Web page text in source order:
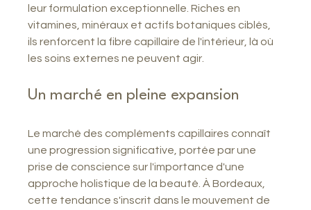
leur formulation exceptionnelle. Riches en
vitamines, minéraux et actifs botaniques ciblés,
ils renforcent la fibre capillaire de l'intérieur, là où
les soins externes ne peuvent agir.
Un marché en pleine expansion
Le marché des compléments capillaires connaît
une progression significative, portée par une
prise de conscience sur l'importance d'une
approche holistique de la beauté. À Bordeaux,
cette tendance s'inscrit dans le mouvement de